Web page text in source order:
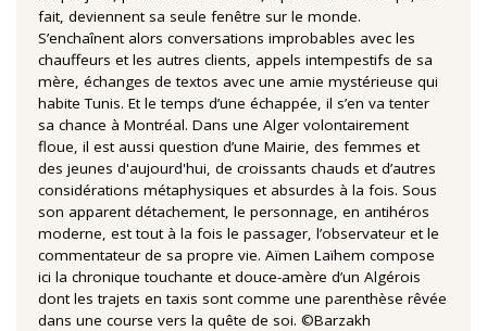
fait, deviennent sa seule fenêtre sur le monde.
S’enchaînent alors conversations improbables avec les
chauffeurs et les autres clients, appels intempestifs de sa
mère, échanges de textos avec une amie mystérieuse qui
habite Tunis. Et le temps d’une échappée, il s’en va tenter
sa chance à Montréal. Dans une Alger volontairement
floue, il est aussi question d’une Mairie, des femmes et
des jeunes d'aujourd'hui, de croissants chauds et d’autres
considérations métaphysiques et absurdes à la fois. Sous
son apparent détachement, le personnage, en antihéros
moderne, est tout à la fois le passager, l’observateur et le
commentateur de sa propre vie. Aïmen Laïhem compose
ici la chronique touchante et douce-amère d’un Algérois
dont les trajets en taxis sont comme une parenthèse rêvée
dans une course vers la quête de soi. ©Barzakh